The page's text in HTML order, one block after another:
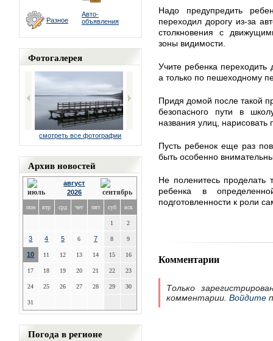
Разное
Авто-
объявления
Фотогалерея
смотреть все фотографии
Архив новостей
август
2026
пон втр срд чет пят суб вск
1 2
3 4 5 6 7 8 9
10 11 12 13 14 15 16
17 18 19 20 21 22 23
24 25 26 27 28 29 30
31
Погода в регионе
Надо предупредить
переходил дорогу из-за
столкновения с
зоны видимости.
Учите ребенка
а только по пешеходному
Придя домой после такой
безопасного пути в
названия улиц,
Пусть ребенок еще раз
быть особенно
Не поленитесь проделать
ребенка в
подготовленности к роли
Комментарии
Только
комментарии. Войдите